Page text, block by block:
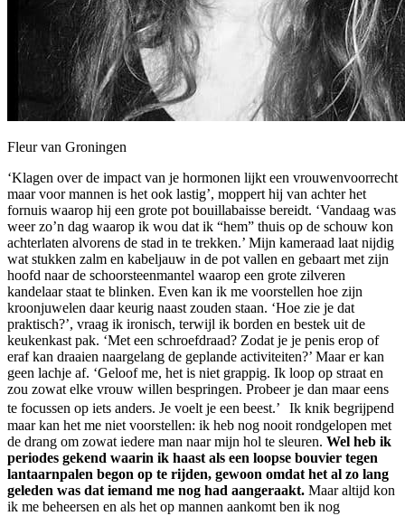
Fleur van Groningen
‘Klagen over de impact van je hormonen lijkt een vrouwenvoorrecht
maar voor mannen is het ook lastig’, moppert hij van achter het
fornuis waarop hij een grote pot bouillabaisse bereidt. ‘Vandaag was
weer zo’n dag waarop ik wou dat ik “hem” thuis op de schouw kon
achterlaten alvorens de stad in te trekken.’ Mijn kameraad laat nijdig
wat stukken zalm en kabeljauw in de pot vallen en gebaart met zijn
hoofd naar de schoorsteenmantel waarop een grote zilveren
kandelaar staat te blinken. Even kan ik me voorstellen hoe zijn
kroonjuwelen daar keurig naast zouden staan. ‘Hoe zie je dat
praktisch?’, vraag ik ironisch, terwijl ik borden en bestek uit de
keukenkast pak. ‘Met een schroefdraad? Zodat je je penis erop of
eraf kan draaien naargelang de geplande activiteiten?’ Maar er kan
geen lachje af. ‘Geloof me, het is niet grappig. Ik loop op straat en
zou zowat elke vrouw willen bespringen. Probeer je dan maar eens
te focussen op iets anders. Je voelt je een beest.’ Ik knik begrijpend
maar kan het me niet voorstellen: ik heb nog nooit rondgelopen met
de drang om zowat iedere man naar mijn hol te sleuren. Wel heb ik
periodes gekend waarin ik haast als een loopse bouvier tegen
lantaarnpalen begon op te rijden, gewoon omdat het al zo lang
geleden was dat iemand me nog had aangeraakt. Maar altijd kon
ik me beheersen en als het op mannen aankomt ben ik nog